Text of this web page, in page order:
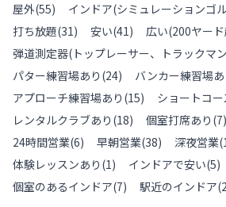
屋外(55) インドア(シミュレーションゴ
打ち放題(31) 安い(41) 広い(200ヤー
弾道測定器(トップレーサー、トラックマ
パター練習場あり (24) バンカー練習場あ
アプローチ練習場あり (15) ショートコー
レンタルクラブあり (18) 個室打席あり (7)
24時間営業(6) 早朝営業(38) 深夜営業(
体験レッスンあり (1) インドアで安い(5)
個室のあるインドア(7) 駅近のインドア(2